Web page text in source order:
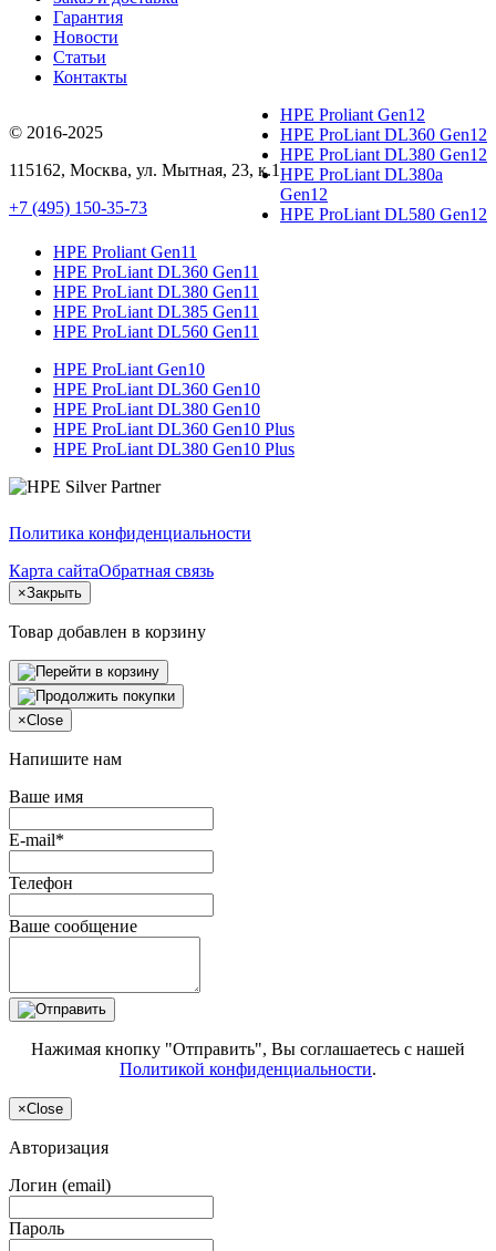
Гарантия
Новости
Статьи
Контакты
© 2016-2025
115162, Москва, ул. Мытная, 23, к.1
+7 (495) 150-35-73
HPE Proliant Gen12
HPE ProLiant DL360 Gen12
HPE ProLiant DL380 Gen12
HPE ProLiant DL380a
Gen12
HPE ProLiant DL580 Gen12
HPE Proliant Gen11
HPE ProLiant DL360 Gen11
HPE ProLiant DL380 Gen11
HPE ProLiant DL385 Gen11
HPE ProLiant DL560 Gen11
HPE ProLiant Gen10
HPE ProLiant DL360 Gen10
HPE ProLiant DL380 Gen10
HPE ProLiant DL360 Gen10 Plus
HPE ProLiant DL380 Gen10 Plus
Политика конфиденциальности
Карта сайтаОбратная связь
×Закрыть
Товар добавлен в корзину
×Close
Напишите нам
Ваше имя
E-mail*
Телефон
Ваше сообщение
Нажимая кнопку "Отправить", Вы соглашаетесь с нашей
Политикой конфиденциальности.
×Close
Авторизация
Логин (email)
Пароль